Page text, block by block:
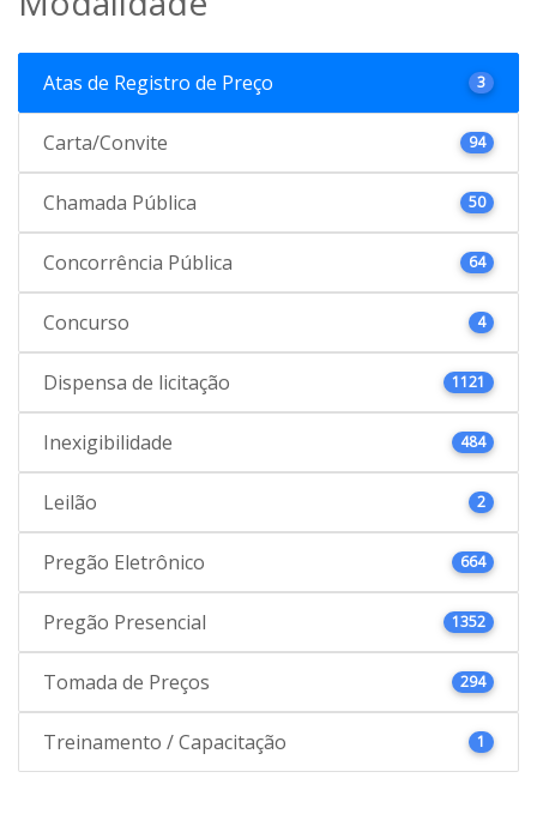
Atas de Registro de Preço 3
Carta/Convite 94
Chamada Pública 50
Concorrência Pública 64
Concurso 4
Dispensa de licitação 1121
Inexigibilidade 484
Leilão 2
Pregão Eletrônico 664
Pregão Presencial 1352
Tomada de Preços 294
Treinamento / Capacitação 1